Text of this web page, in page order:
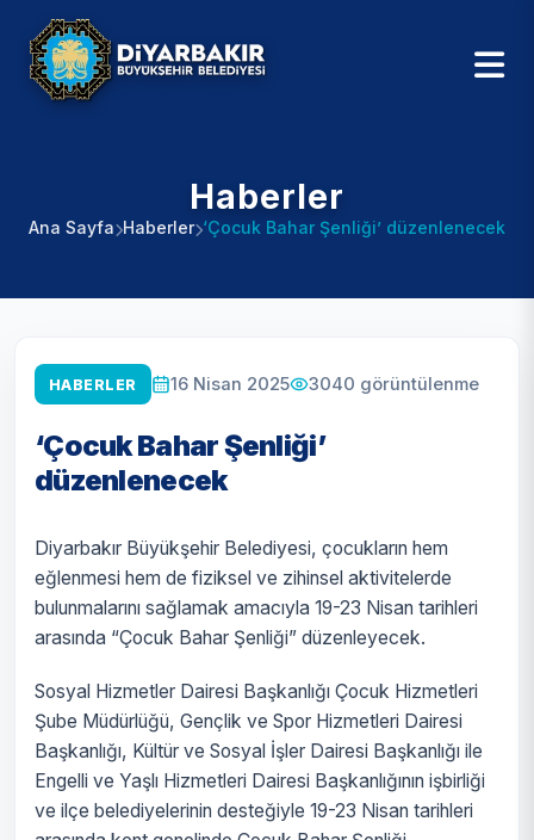
Haberler
Ana Sayfa Haberler ‘Çocuk Bahar Şenliği’ düzenlenecek
HABERLER 16 Nisan 2025 3040 görüntülenme
‘Çocuk Bahar Şenliği’
düzenlenecek
Diyarbakır Büyükşehir Belediyesi, çocukların hem
eğlenmesi hem de fiziksel ve zihinsel aktivitelerde
bulunmalarını sağlamak amacıyla 19-23 Nisan tarihleri
arasında “Çocuk Bahar Şenliği” düzenleyecek.
Sosyal Hizmetler Dairesi Başkanlığı Çocuk Hizmetleri
Şube Müdürlüğü, Gençlik ve Spor Hizmetleri Dairesi
Başkanlığı, Kültür ve Sosyal İşler Dairesi Başkanlığı ile
Engelli ve Yaşlı Hizmetleri Dairesi Başkanlığının işbirliği
ve ilçe belediyelerinin desteğiyle 19-23 Nisan tarihleri